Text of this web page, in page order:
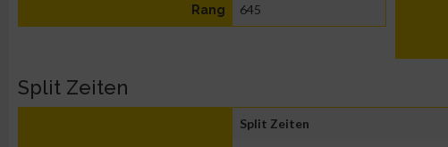
Rang 645
Split Zeiten
Split Zeiten